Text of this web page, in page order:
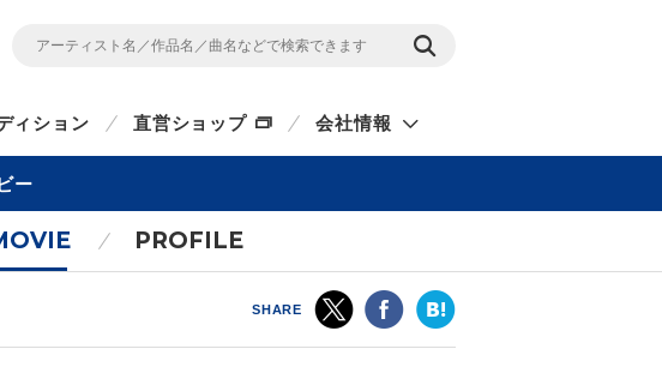
ィション 直営ショップ 会社情報
ー
PROFILE
SHARE